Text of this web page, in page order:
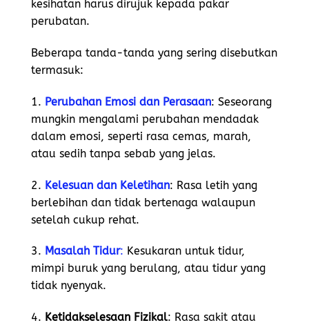
kesihatan harus dirujuk kepada pakar
perubatan.
Beberapa tanda-tanda yang sering disebutkan
termasuk:
1. Perubahan Emosi dan Perasaan: Seseorang
mungkin mengalami perubahan mendadak
dalam emosi, seperti rasa cemas, marah,
atau sedih tanpa sebab yang jelas.
2. Kelesuan dan Keletihan: Rasa letih yang
berlebihan dan tidak bertenaga walaupun
setelah cukup rehat.
3. Masalah Tidur: Kesukaran untuk tidur,
mimpi buruk yang berulang, atau tidur yang
tidak nyenyak.
4. Ketidakselesaan Fizikal: Rasa sakit atau